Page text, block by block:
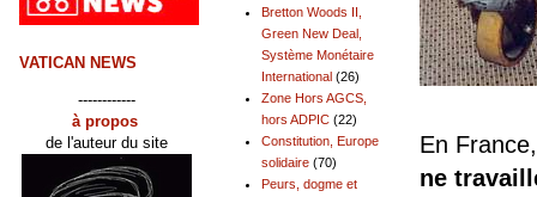
En
ne
Bretton Woods II,
Green New Deal,
Système Monétaire
International (26)
Zone Hors AGCS,
hors ADPIC (22)
Constitution, Europe
solidaire (70)
Peurs, dogme et
VATICAN NEWS
------------
à propos
de l'auteur du site